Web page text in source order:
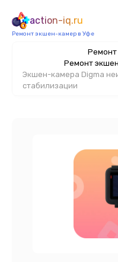
action-iq.ru
Ремонт экшен-камер в Уфе
Ремонт
Экшен-камера Digma
стабилизации